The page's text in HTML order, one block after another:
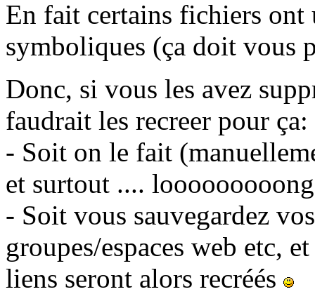
En fait certains fichiers ont
symboliques (ça doit
Donc, si vous les avez
faudrait les recreer pour ça:
- Soit on le fait
et surtout ....
- Soit vous sauvegardez
groupes/espaces web etc,
liens seront alors recréés